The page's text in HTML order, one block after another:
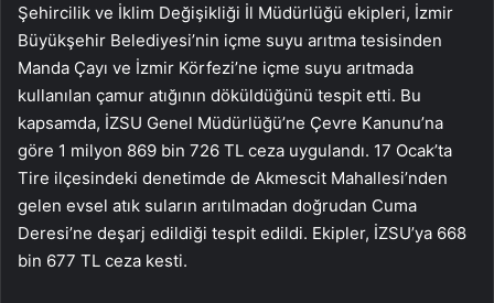
Şehircilik ve İklim Değişikliği İl Müdürlüğü ekipleri, İzmir
Büyükşehir Belediyesi’nin içme suyu arıtma tesisinden
Manda Çayı ve İzmir Körfezi’ne içme suyu arıtmada
kullanılan çamur atığının döküldüğünü tespit etti. Bu
kapsamda, İZSU Genel Müdürlüğü’ne Çevre Kanunu’na
göre 1 milyon 869 bin 726 TL ceza uygulandı. 17 Ocak’ta
Tire ilçesindeki denetimde de Akmescit Mahallesi’nden
gelen evsel atık suların arıtılmadan doğrudan Cuma
Deresi’ne deşarj edildiği tespit edildi. Ekipler, İZSU’ya 668
bin 677 TL ceza kesti.